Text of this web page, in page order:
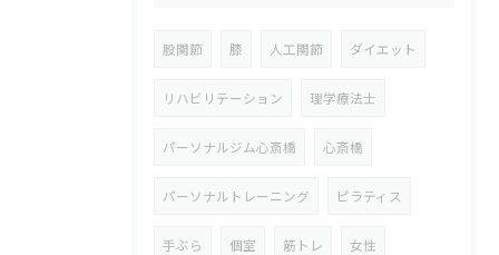
股関節 膝 人工関節 ダイエット
リハビリテーション 理学療法士
パーソナルジム心斎橋 心斎橋
パーソナルトレーニング ピラティス
手ぶら 個室 筋トレ 女性